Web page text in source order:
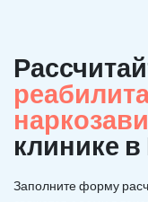
клинике
Заполните форму